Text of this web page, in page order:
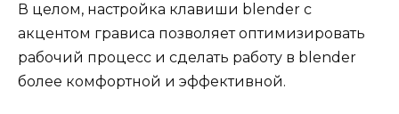
В целом, настройка клавиши blender с
акцентом грависа позволяет оптимизировать
рабочий процесс и сделать работу в blender
более комфортной и эффективной.